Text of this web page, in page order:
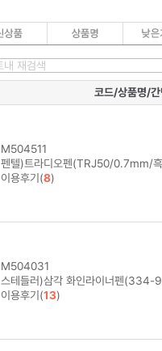
코드/상품명/간
M504511
펜텔)트라디오펜(TRJ50/0.7mm/
이용후기(8)
M504031
스테들러)삼각 화인라이너펜
이용후기(13)